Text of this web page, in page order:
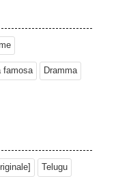
famosa Dramma
Telugu